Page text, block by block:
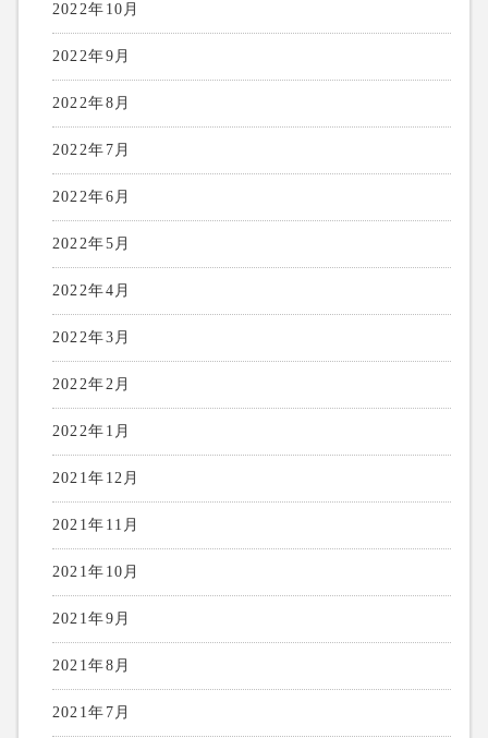
2022年10月
2022年9月
2022年8月
2022年7月
2022年6月
2022年5月
2022年4月
2022年3月
2022年2月
2022年1月
2021年12月
2021年11月
2021年10月
2021年9月
2021年8月
2021年7月